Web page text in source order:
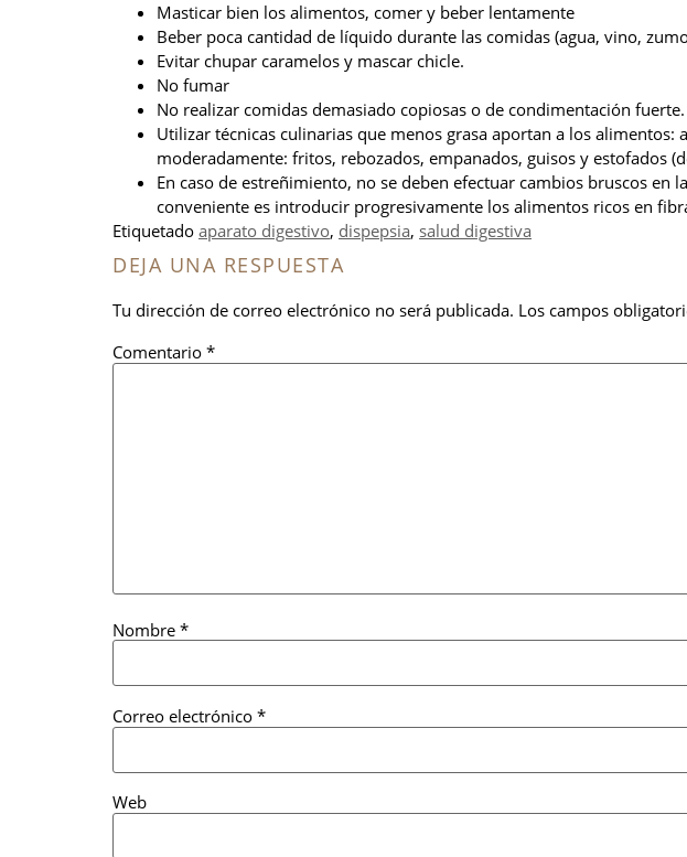
Masticar bien los alimentos, comer y beber lentamente
Beber poca cantidad de líquido durante las comidas (agua, vino,
Evitar chupar caramelos y mascar chicle.
No fumar
No realizar comidas demasiado copiosas o de condimentación fuerte.
Utilizar técnicas culinarias que menos grasa aportan a los
moderadamente: fritos, rebozados, empanados, guisos y estofados
En caso de estreñimiento, no se deben efectuar cambios bruscos
conveniente es introducir progresivamente los alimentos ricos en
Etiquetado aparato digestivo, dispepsia, salud digestiva
DEJA UNA RESPUESTA
Tu dirección de correo electrónico no será publicada. Los campos
Comentario *
Nombre *
Correo electrónico *
Web